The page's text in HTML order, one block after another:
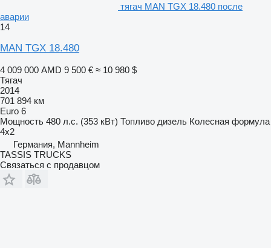
тягач MAN TGX 18.480 после
аварии
14
MAN TGX 18.480
4 009 000 AMD 9 500 € ≈ 10 980 $
Тягач
2014
701 894 км
Euro 6
Мощность 480 л.с. (353 кВт) Топливо дизель Колесная формула
4x2
Германия, Mannheim
TASSIS TRUCKS
Связаться с продавцом